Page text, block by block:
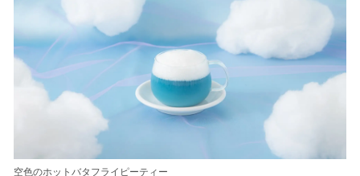
空色のホットバタフライピーティー